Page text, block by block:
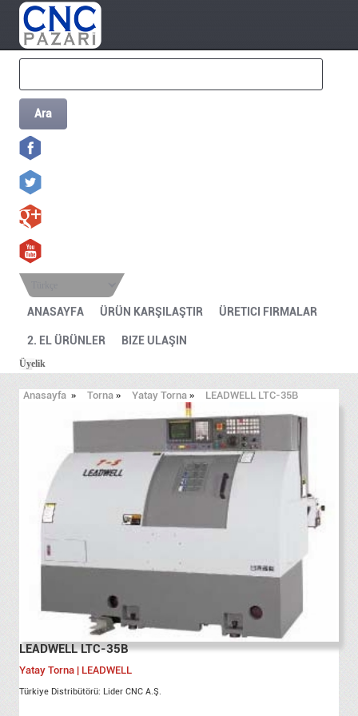
Ara
ANASAYFA ÜRÜN KARŞILAŞTIR ÜRETICI FIRMALAR
2. EL ÜRÜNLER BIZE ULAŞIN
Üyelik
Anasayfa » Torna » Yatay Torna » LEADWELL LTC-35B
LEADWELL LTC-35B
Yatay Torna | LEADWELL
Türkiye Distribütörü: Lider CNC A.Ş.